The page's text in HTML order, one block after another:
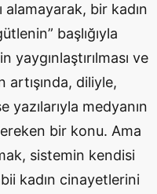
alamayarak, bir kadın
başlığıyla
ve
artışında, diliyle,
yazılarıyla medyanın
bir konu. Ama
sistemin kendisi
kadın cinayetlerini